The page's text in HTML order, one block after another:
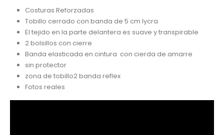
Costuras Reforzadas
Tobillo cerrado con banda de 5 cm lycra
El tejido en la parte delantera es suave y transpirable
2 bolsillos con cierre
Banda elasticada en cintura con cierda de amarre
sin protector
zona de tobillo2 banda reflex
Fotos reales